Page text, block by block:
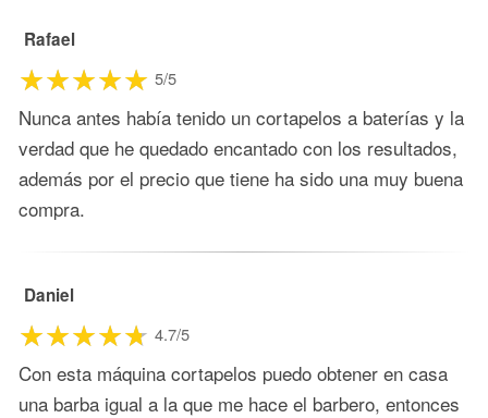
Rafael
5/5
Nunca antes había tenido un cortapelos a baterías y la
verdad que he quedado encantado con los resultados,
además por el precio que tiene ha sido una muy buena
compra.
Daniel
4.7/5
Con esta máquina cortapelos puedo obtener en casa
una barba igual a la que me hace el barbero, entonces